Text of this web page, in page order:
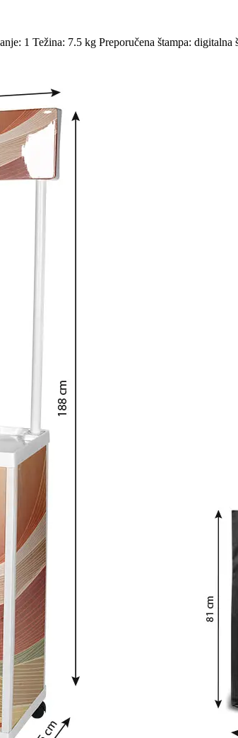
1 Težina: 7.5 kg Preporučena štampa: digitalna